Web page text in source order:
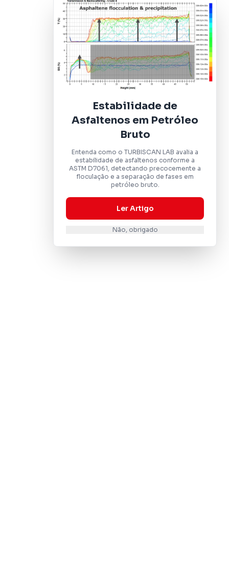
Estabilidade de
Asfaltenos em Petróleo
Bruto
Entenda como o TURBISCAN LAB avalia a
estabilidade de asfaltenos conforme a
ASTM D7061, detectando precocemente a
floculação e a separação de fases em
petróleo bruto.
Ler Artigo
Não, obrigado